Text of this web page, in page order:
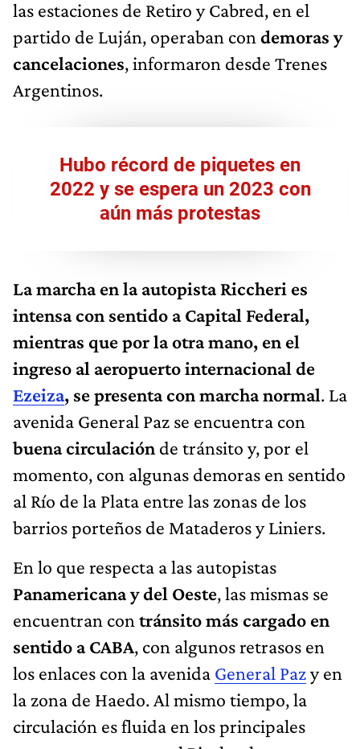
las estaciones de Retiro y Cabred, en el
partido de Luján, operaban con demoras y
cancelaciones, informaron desde Trenes
Argentinos.
Hubo récord de piquetes en
2022 y se espera un 2023 con
aún más protestas
La marcha en la autopista Riccheri es
intensa con sentido a Capital Federal,
mientras que por la otra mano, en el
ingreso al aeropuerto internacional de
Ezeiza, se presenta con marcha normal. La
avenida General Paz se encuentra con
buena circulación de tránsito y, por el
momento, con algunas demoras en sentido
al Río de la Plata entre las zonas de los
barrios porteños de Mataderos y Liniers.
En lo que respecta a las autopistas
Panamericana y del Oeste, las mismas se
encuentran con tránsito más cargado en
sentido a CABA, con algunos retrasos en
los enlaces con la avenida General Pazy en
la zona de Haedo. Al mismo tiempo, la
circulación es fluida en los principales